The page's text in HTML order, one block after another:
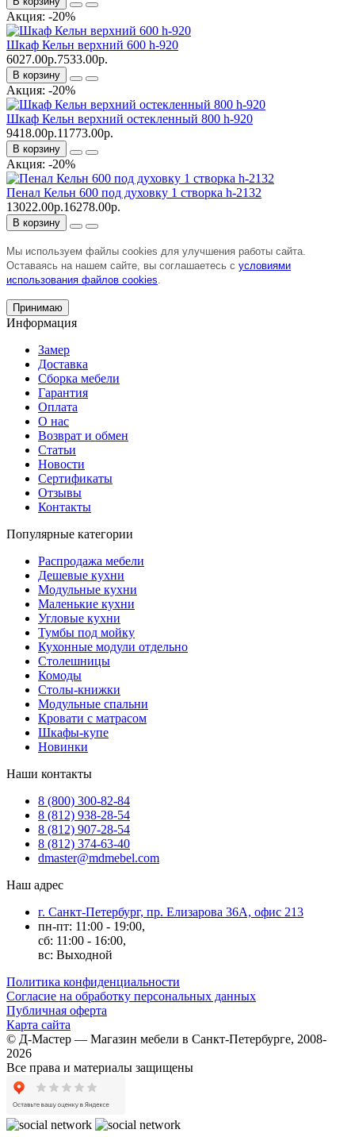
Акция: -20%
Шкаф Кельн верхний 600 h-920
6027.00р.7533.00р.
В корзину
Акция: -20%
Шкаф Кельн верхний остекленный 800 h-920
9418.00р.11773.00р.
В корзину
Акция: -20%
Пенал Кельн 600 под духовку 1 створка h-2132
13022.00р.16278.00р.
В корзину
Мы используем файлы cookies для улучшения работы сайта.
Оставаясь на нашем сайте, вы соглашаетесь с условиями
использования файлов cookies
Принимаю
Информация
Замер
Доставка
Сборка мебели
Гарантия
Оплата
О нас
Возврат и обмен
Статьи
Новости
Сертификаты
Отзывы
Контакты
Популярные категории
Распродажа мебели
Дешевые кухни
Модульные кухни
Маленькие кухни
Угловые кухни
Тумбы под мойку
Кухонные модули отдельно
Столешницы
Комоды
Столы-книжки
Модульные спальни
Кровати с матрасом
Шкафы-купе
Новинки
Наши контакты
8 (800) 300-82-84
8 (812) 938-28-54
8 (812) 907-28-54
8 (812) 374-63-40
dmaster@mdmebel.com
Наш адрес
г. Санкт-Петербург, пр. Елизарова 36А, офис 213
пн-пт: 11:00 - 19:00,
сб: 11:00 - 16:00,
вс: Выходной
Политика конфиденциальности
Согласие на обработку персональных данных
Публичная оферта
Карта сайта
© Д-Мастер — Магазин мебели в Санкт-Петербурге, 2008-
2026
Все права и материалы защищены